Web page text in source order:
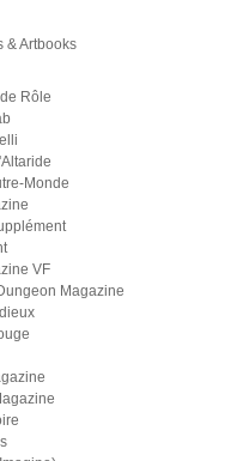
& Artbooks
Rôle
Monde
VF
Magazine